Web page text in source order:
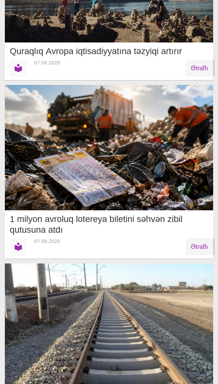
Quraqlıq Avropa iqtisadiyyatına təzyiqi artırır
07.08.2026
Ətraflı
1 milyon avroluq lotereya biletini səhvən zibil
qutusuna atdı
07.08.2026
Ətraflı